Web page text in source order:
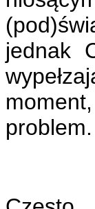
jednak
problem.